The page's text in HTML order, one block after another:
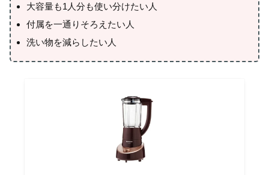
大容量も1人分も使い分けたい人
付属を一通りそろえたい人
洗い物を減らしたい人